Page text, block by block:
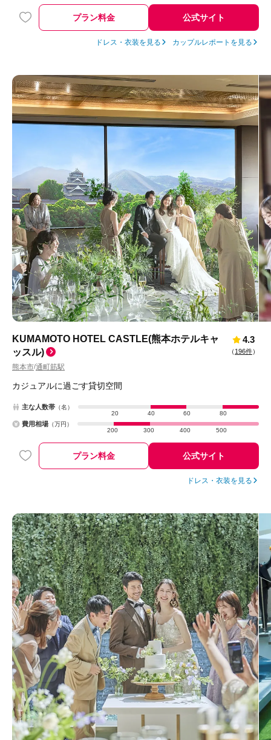
プラン料金 公式サイト
ドレス・衣装を見る カップルレポートを見る
KUMAMOTO HOTEL CASTLE(熊本ホテルキャ
ッスル)
熊本市/通町筋駅
4.3
（ 196件）
カジュアルに過ごす貸切空間
主な人数帯 （名）
20
40 60 80
費用相場 （万円）
200
300 400 500
プラン料金 公式サイト
ドレス・衣装を見る